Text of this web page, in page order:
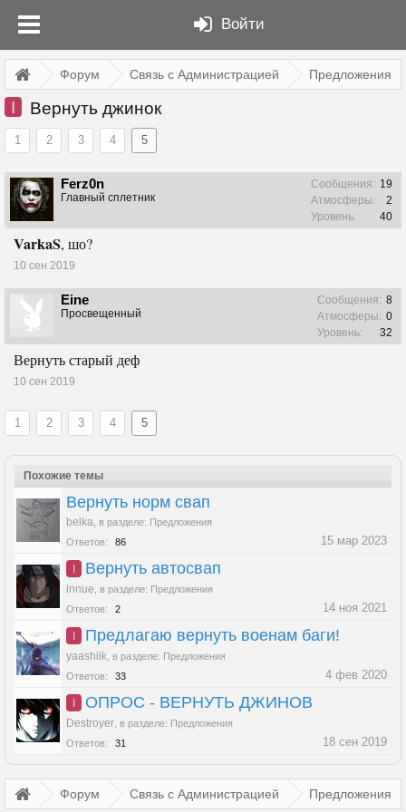
Войти
Форум Связь с Администрацией Предложения
I Вернуть джинок
1 2 3 4 5
Ferz0n
Главный сплетник
Сообщения: 19
Атмосферы:
2
Уровень:
40
VarkaS, шо?
10 сен 2019
Eine
Просвещенный
Сообщения: 8
Атмосферы: 0
Уровень:
32
Вернуть старый деф
10 сен 2019
1 2 3 4 5
Похожие темы
Вернуть норм свап
belka в разделе: Предложения
Ответов:
86 15 мар 2023
I Вернуть автосвап
innue в разделе: Предложения
Ответов:
2 14 ноя 2021
I Предлагаю вернуть военам баги!
yaashiik в разделе: Предложения
Ответов:
33 4 фев 2020
I ОПРОС - ВЕРНУТЬ ДЖИНОВ
Destroyer в разделе: Предложения
Ответов:
31 18 сен 2019
Форум Связь с Администрацией Предложения